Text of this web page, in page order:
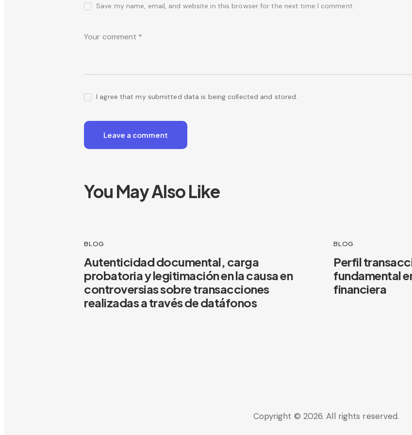
Save my name, email, and website in this browser for the next time I comment.
I agree that my submitted data is being collected and stored.
You May Also Like
BLOG
Autenticidad documental, carga
probatoria y legitimación en la causa en
controversias sobre transacciones
realizadas a través de datáfonos
BLOG
Perfil
fundamental
financiera
Copyright © 2026. All rights reserved.